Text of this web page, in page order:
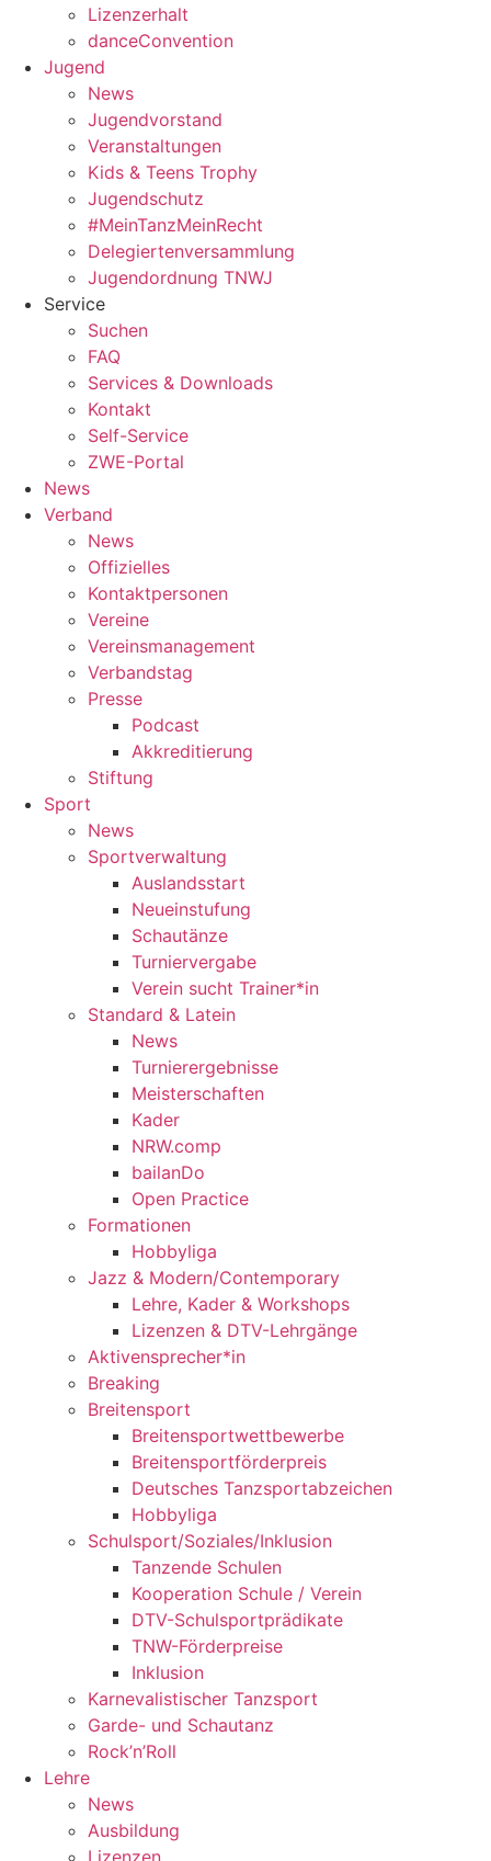
Lizenzerhalt
danceConvention
Jugend
News
Jugendvorstand
Veranstaltungen
Kids & Teens Trophy
Jugendschutz
#MeinTanzMeinRecht
Delegiertenversammlung
Jugendordnung TNWJ
Service
Suchen
FAQ
Services & Downloads
Kontakt
Self-Service
ZWE-Portal
News
Verband
News
Offizielles
Kontaktpersonen
Vereine
Vereinsmanagement
Verbandstag
Presse
Podcast
Akkreditierung
Stiftung
Sport
News
Sportverwaltung
Auslandsstart
Neueinstufung
Schautänze
Turniervergabe
Verein sucht Trainer*in
Standard & Latein
News
Turnierergebnisse
Meisterschaften
Kader
NRW.comp
bailanDo
Open Practice
Formationen
Hobbyliga
Jazz & Modern/Contemporary
Lehre, Kader & Workshops
Lizenzen & DTV-Lehrgänge
Aktivensprecher*in
Breaking
Breitensport
Breitensportwettbewerbe
Breitensportförderpreis
Deutsches Tanzsportabzeichen
Hobbyliga
Schulsport/Soziales/Inklusion
Tanzende Schulen
Kooperation Schule / Verein
DTV-Schulsportprädikate
TNW-Förderpreise
Inklusion
Karnevalistischer Tanzsport
Garde- und Schautanz
Rock’n’Roll
Lehre
News
Ausbildung
Lizenzen